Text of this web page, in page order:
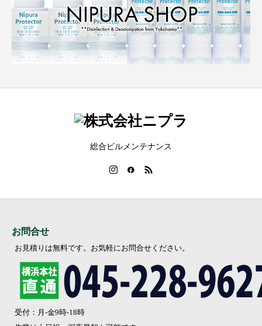
総合ビルメンテナンス
お問合せ
お見積りは無料です。お気軽にお問合せください。
受付：月-金9時-18時